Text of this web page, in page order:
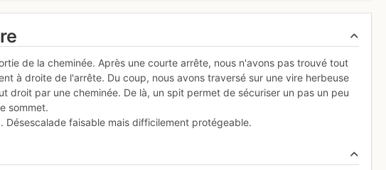
de la cheminée. Après une courte arrête, nous n'avons pas trouvé tout
à droite de l'arrête. Du coup, nous avons traversé sur une vire herbeuse
droit par une cheminée. De là, un spit permet de sécuriser un pas un peu
sommet.
Désescalade faisable mais difficilement protégeable.